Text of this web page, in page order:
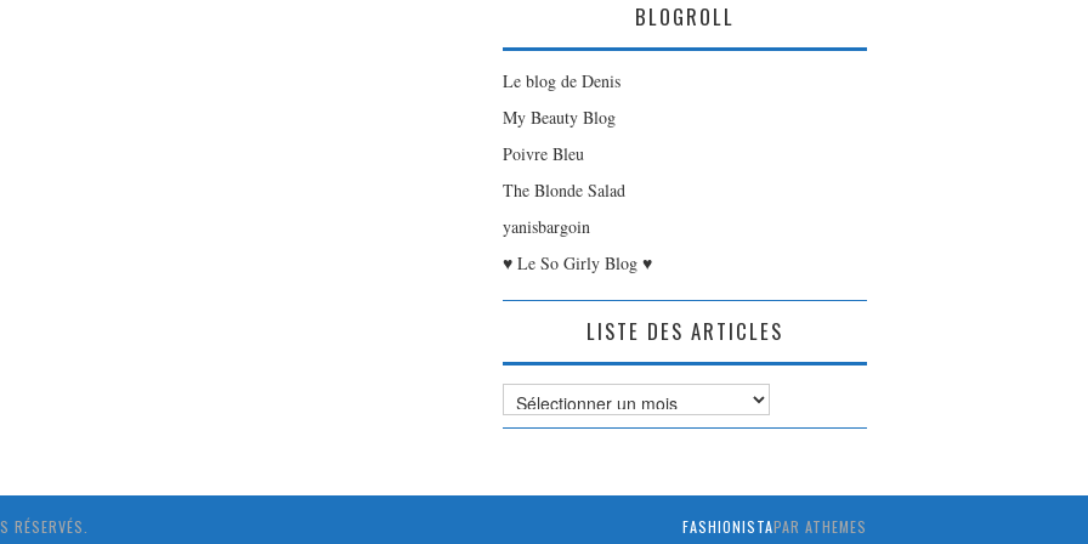
BLOGROLL
Le blog de Denis
My Beauty Blog
Poivre Bleu
The Blonde Salad
yanisbargoin
♥ Le So Girly Blog ♥
LISTE DES ARTICLES
Liste
des
RÉSERVÉS. FASHIONISTAPAR ATHEMES